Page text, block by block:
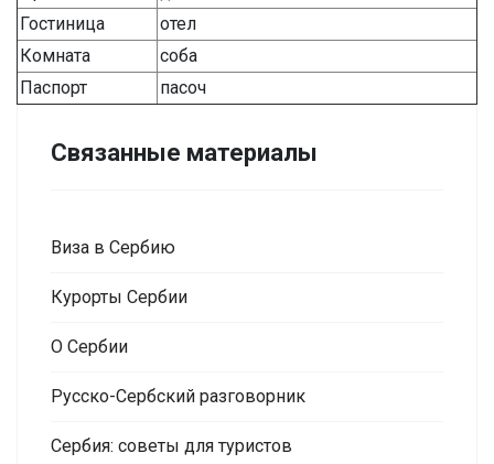
Гостиница
отел
Комната
соба
Паспорт
пасоч
Связанные материалы
Виза в Сербию
Курорты Сербии
О Сербии
Русско-Сербский разговорник
Сербия: советы для туристов